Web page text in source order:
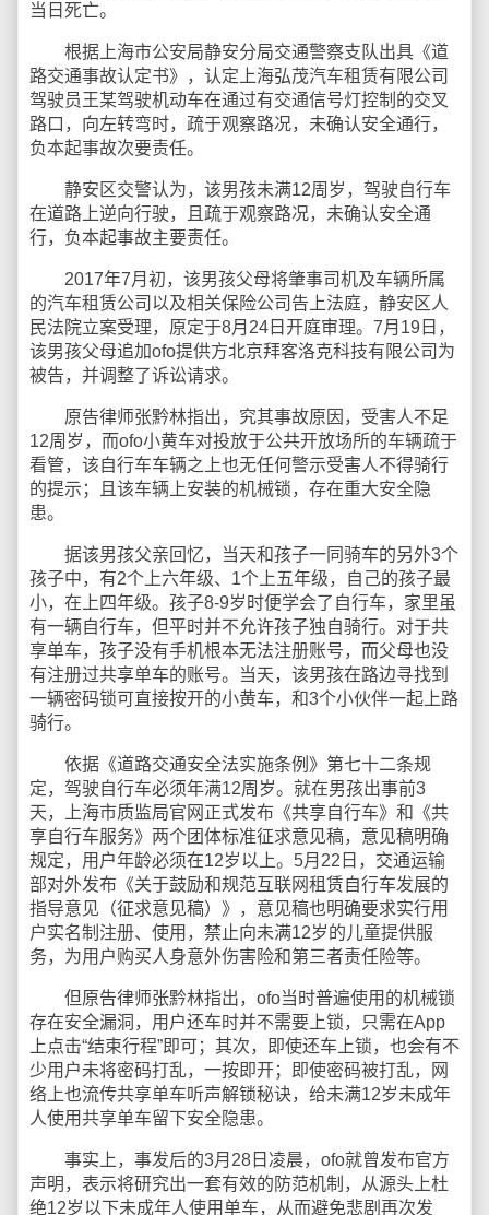
当日死亡。
根据上海市公安局静安分局交通警察支队出具《道
路交通事故认定书》，认定上海弘茂汽车租赁有限公司
驾驶员王某驾驶机动车在通过有交通信号灯控制的交叉
路口，向左转弯时，疏于观察路况，未确认安全通行，
负本起事故次要责任。
静安区交警认为，该男孩未满12周岁，驾驶自行车
在道路上逆向行驶，且疏于观察路况，未确认安全通
行，负本起事故主要责任。
2017年7月初，该男孩父母将肇事司机及车辆所属
的汽车租赁公司以及相关保险公司告上法庭，静安区人
民法院立案受理，原定于8月24日开庭审理。7月19日，
该男孩父母追加ofo提供方北京拜客洛克科技有限公司为
被告，并调整了诉讼请求。
原告律师张黔林指出，究其事故原因，受害人不足
12周岁，而ofo小黄车对投放于公共开放场所的车辆疏于
看管，该自行车车辆之上也无任何警示受害人不得骑行
的提示；且该车辆上安装的机械锁，存在重大安全隐
患。
据该男孩父亲回忆，当天和孩子一同骑车的另外3个
孩子中，有2个上六年级、1个上五年级，自己的孩子最
小，在上四年级。孩子8-9岁时便学会了自行车，家里虽
有一辆自行车，但平时并不允许孩子独自骑行。对于共
享单车，孩子没有手机根本无法注册账号，而父母也没
有注册过共享单车的账号。当天，该男孩在路边寻找到
一辆密码锁可直接按开的小黄车，和3个小伙伴一起上路
骑行。
依据《道路交通安全法实施条例》第七十二条规
定，驾驶自行车必须年满12周岁。就在男孩出事前3
天，上海市质监局官网正式发布《共享自行车》和《共
享自行车服务》两个团体标准征求意见稿，意见稿明确
规定，用户年龄必须在12岁以上。5月22日，交通运输
部对外发布《关于鼓励和规范互联网租赁自行车发展的
指导意见（征求意见稿）》，意见稿也明确要求实行用
户实名制注册、使用，禁止向未满12岁的儿童提供服
务，为用户购买人身意外伤害险和第三者责任险等。
但原告律师张黔林指出，ofo当时普遍使用的机械锁
存在安全漏洞，用户还车时并不需要上锁，只需在App
上点击“结束行程”即可；其次，即使还车上锁，也会有不
少用户未将密码打乱，一按即开；即使密码被打乱，网
络上也流传共享单车听声解锁秘诀，给未满12岁未成年
人使用共享单车留下安全隐患。
事实上，事发后的3月28日凌晨，ofo就曾发布官方
声明，表示将研究出一套有效的防范机制，从源头上杜
绝12岁以下未成年人使用单车，从而避免悲剧再次发